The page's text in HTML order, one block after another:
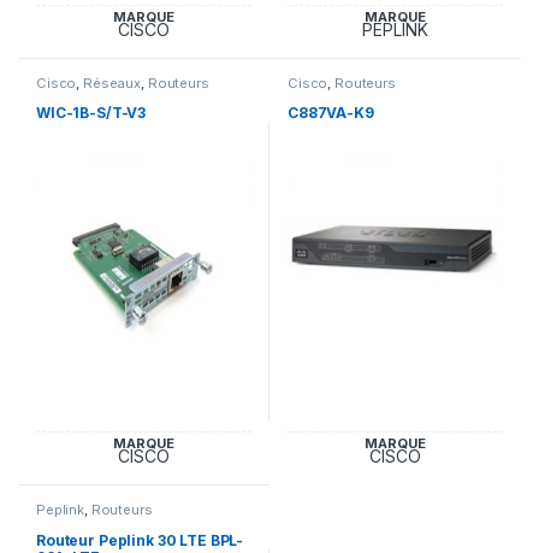
MARQUE
CISCO
MARQUE
PEPLINK
Cisco Réseaux Routeurs
WIC-1B-S/T-V3
MARQUE
CISCO
Cisco Routeurs
C887VA-K9
MARQUE
CISCO
Peplink, Routeurs
Routeur Peplink 30 LTE BPL-